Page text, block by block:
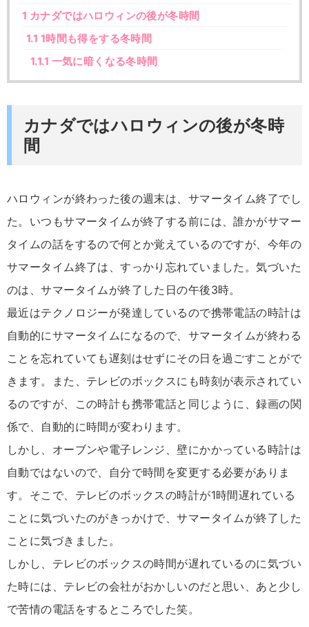
1 カナダではハロウィンの後が冬時間
1.1 1時間も得をする冬時間
1.1.1 一気に暗くなる冬時間
カナダではハロウィンの後が冬時
間
ハロウィンが終わった後の週末は、サマータイム終了でし
た。いつもサマータイムが終了する前には、誰かがサマー
タイムの話をするので何とか覚えているのですが、今年の
サマータイム終了は、すっかり忘れていました。気づいた
のは、サマータイムが終了した日の午後3時。
最近はテクノロジーが発達しているので携帯電話の時計は
自動的にサマータイムになるので、サマータイムが終わる
ことを忘れていても遅刻はせずにその日を過ごすことがで
きます。また、テレビのボックスにも時刻が表示されてい
るのですが、この時計も携帯電話と同じように、録画の関
係で、自動的に時間が変わります。
しかし、オーブンや電子レンジ、壁にかかっている時計は
自動ではないので、自分で時間を変更する必要がありま
す。そこで、テレビのボックスの時計が1時間遅れている
ことに気づいたのがきっかけで、サマータイムが終了した
ことに気づきました。
しかし、テレビのボックスの時間が遅れているのに気づい
た時には、テレビの会社がおかしいのだと思い、あと少し
で苦情の電話をするところでした笑。